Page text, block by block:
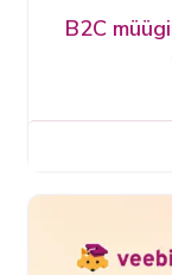
B2C